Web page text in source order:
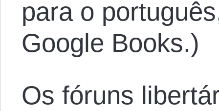
para o
Google Books.)
Os fóruns